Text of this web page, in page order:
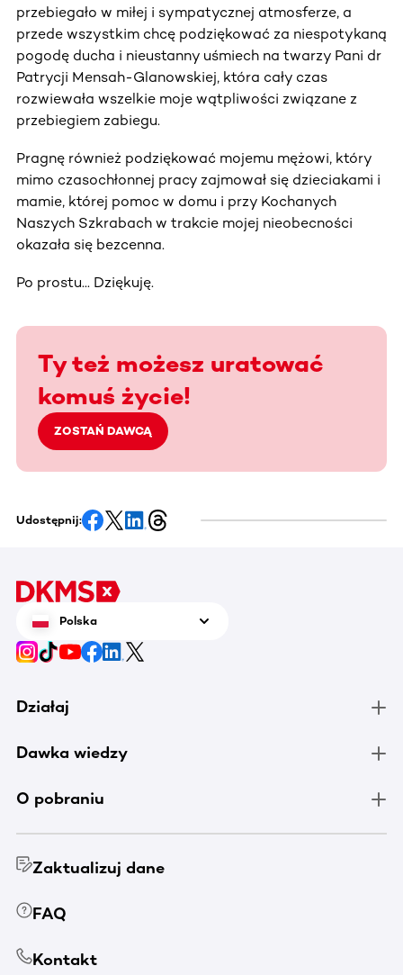
przebiegało w miłej i sympatycznej atmosferze, a
przede wszystkim chcę podziękować za niespotykaną
pogodę ducha i nieustanny uśmiech na twarzy Pani dr
Patrycji Mensah-Glanowskiej, która cały czas
rozwiewała wszelkie moje wątpliwości związane z
przebiegiem zabiegu.
Pragnę również podziękować mojemu mężowi, który
mimo czasochłonnej pracy zajmował się dzieciakami i
mamie, której pomoc w domu i przy Kochanych
Naszych Szkrabach w trakcie mojej nieobecności
okazała się bezcenna.
Po prostu... Dziękuję.
Ty też możesz uratować
komuś życie!
ZOSTAŃ DAWCĄ
Udostępnij:
Polska
Działaj
Dawka wiedzy
O pobraniu
Zaktualizuj dane
FAQ
Kontakt